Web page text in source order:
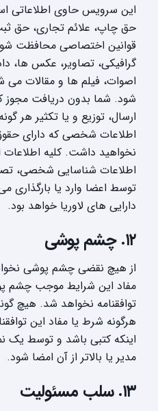
این سرویس حاوی
حق چاپ، علائم تجاری، حق
قوانین اختصاصی محافظت
گرافیکی، تصاویر، عکس ها،
اصوات، فیلم ها و مقالات می
شود. شما بدون دریافت مجوز
ارسال، توزیع و یا تکثیر هر
اطلاعات شخصی که دارای
نخواهید داشت. کلیه اطلاعات
اطلاعات شناسایی شخصی،
توسط اعضا وارد یا بارگذاری
دارایی های لاوریا خواهد بود.
۱۲. چشم پوشی
از هیچ نقضی چشم پوشی
مفاد این شرایط موجب چشم
توافقنامه نخواهد شد. هیچ
هرگونه شرط یا مفاد این
اینکه کتبی باشد و توسط یک
مدیر یا بالاتر از آن امضا شود.
۱۳. سلب مسئولیت